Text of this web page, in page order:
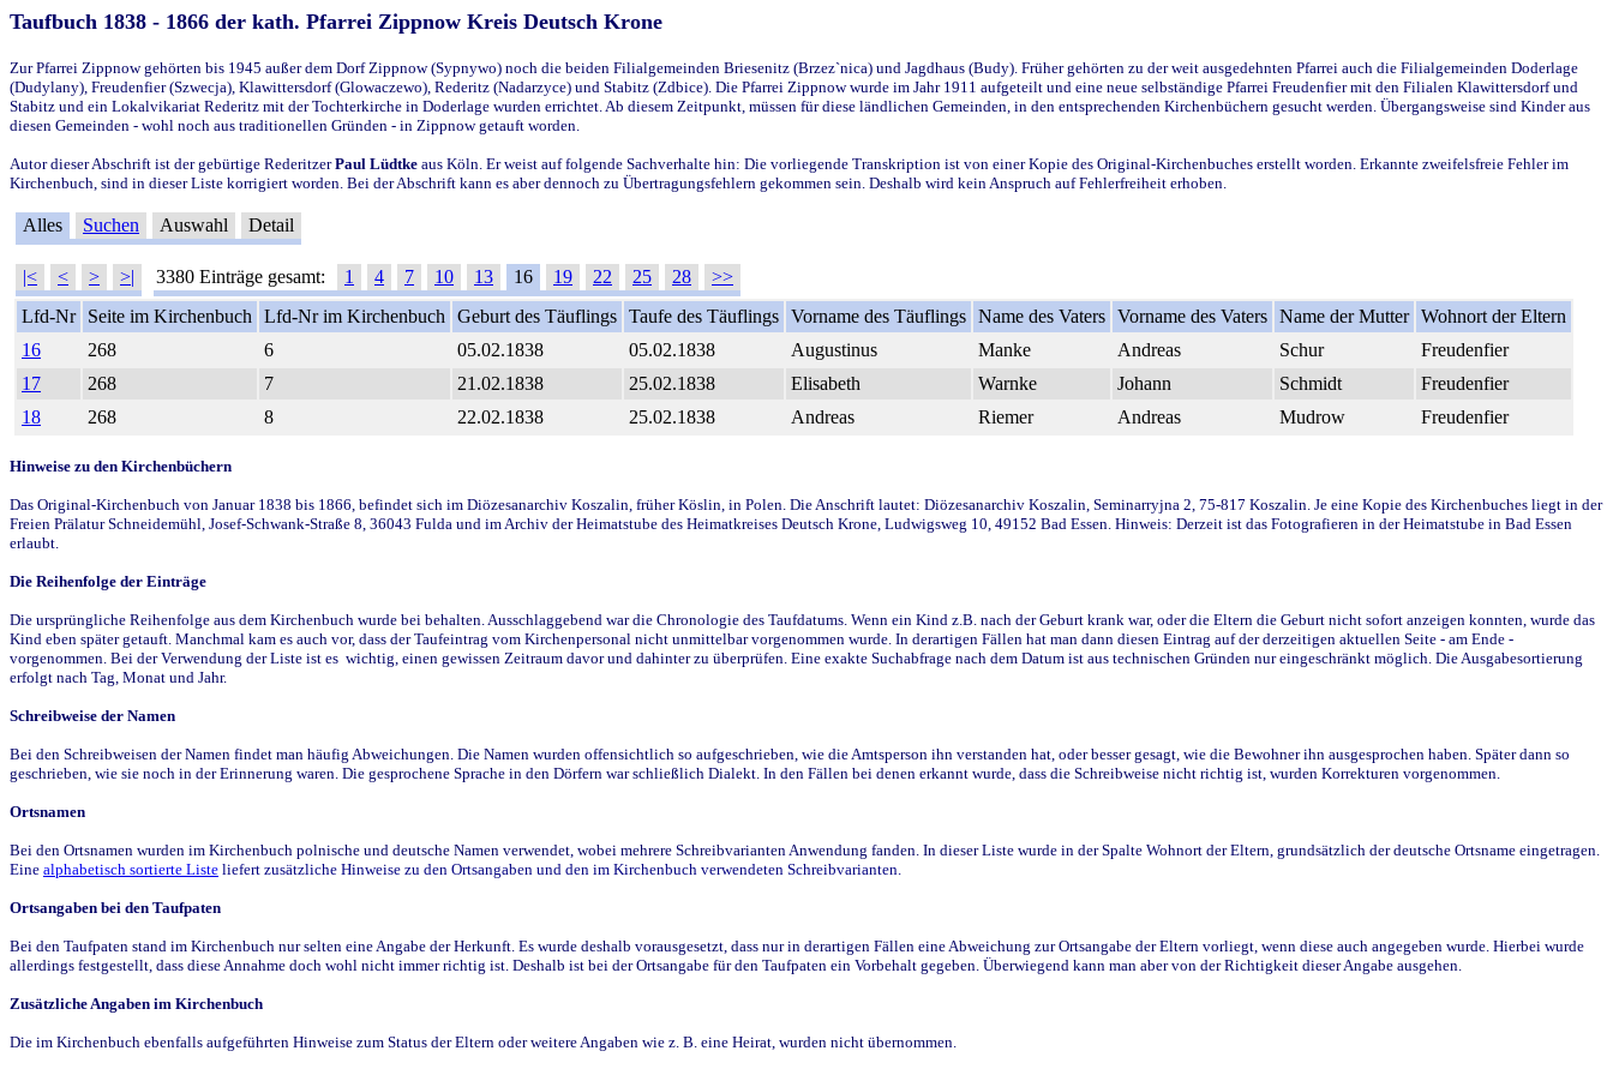
Taufbuch 1838 - 1866 der kath. Pfarrei Zippnow Kreis Deutsch Krone
Zur Pfarrei Zippnow gehörten bis 1945 außer dem Dorf Zippnow (Sypnywo) noch die beiden Filialgemeinden Briesenitz (Brzez`nica) und Jagdhaus (Budy). Früher gehörten zu der weit ausgedehnten Pfarrei auch die Filialgemeinden Doderlage
(Dudylany), Freudenfier (Szwecja), Klawittersdorf (Glowaczewo), Rederitz (Nadarzyce) und Stabitz (Zdbice). Die Pfarrei Zippnow wurde im Jahr 1911 aufgeteilt und eine neue selbständige Pfarrei Freudenfier mit den Filialen Klawittersdorf und
Stabitz und ein Lokalvikariat Rederitz mit der Tochterkirche in Doderlage wurden errichtet. Ab diesem Zeitpunkt, müssen für diese ländlichen Gemeinden, in den entsprechenden Kirchenbüchern gesucht werden. Übergangsweise sind Kinder aus
diesen Gemeinden - wohl noch aus traditionellen Gründen - in Zippnow getauft worden.
Autor dieser Abschrift ist der gebürtige RederitzerPaul Lüdtke aus Köln. Er weist auf folgende Sachverhalte hin: Die vorliegende Transkription ist von einer Kopie des Original-Kirchenbuches erstellt worden. Erkannte zweifelsfreie Fehler im
Kirchenbuch, sind in dieser Liste korrigiert worden. Bei der Abschrift kann es aber dennoch zu Übertragungsfehlern gekommen sein. Deshalb wird kein Anspruch auf Fehlerfreiheit erhoben.
Alles Suchen Auswahl Detail
|< < > >| 3380 Einträge gesamt: 1 4 7 10 13 16 19 22 25 28
>>
Lfd-Nr
Seite im Kirchenbuch Lfd-Nr im Kirchenbuch Geburt des Täuflings Taufe des Täuflings Vorname des Täuflings Name des Vaters Vorname des Vaters Name der Mutter Wohnort der Eltern
16
268 6 05.02.1838 05.02.1838 Augustinus Manke Andreas Schur
Freudenfier
17
268 7 21.02.1838 25.02.1838 Elisabeth Warnke Johann Schmidt
Freudenfier
18
268 8 22.02.1838 25.02.1838 Andreas Riemer Andreas Mudrow Freudenfier
Hinweise zu den Kirchenbüchern
Das Original-Kirchenbuch von Januar 1838 bis 1866, befindet sich im Diözesanarchiv Koszalin, früher Köslin, in Polen. Die Anschrift lautet: Diözesanarchiv Koszalin, Seminarryjna 2, 75-817 Koszalin. Je eine Kopie des Kirchenbuches liegt in der
Freien Prälatur Schneidemühl, Josef-Schwank-Straße 8, 36043 Fulda und im Archiv der Heimatstube des Heimatkreises Deutsch Krone, Ludwigsweg 10, 49152 Bad Essen. Hinweis: Derzeit ist das Fotografieren in der Heimatstube in Bad Essen
erlaubt.
Die Reihenfolge der Einträge
Die ursprüngliche Reihenfolge aus dem Kirchenbuch wurde bei behalten. Ausschlaggebend war die Chronologie des Taufdatums. Wenn ein Kind z.B. nach der Geburt krank war, oder die Eltern die Geburt nicht sofort anzeigen konnten, wurde das
Kind eben später getauft. Manchmal kam es auch vor, dass der Taufeintrag vom Kirchenpersonal nicht unmittelbar vorgenommen wurde. In derartigen Fällen hat man dann diesen Eintrag auf der derzeitigen aktuellen Seite - am Ende -
vorgenommen. Bei der Verwendung der Liste ist es wichtig, einen gewissen Zeitraum davor und dahinter zu überprüfen. Eine exakte Suchabfrage nach dem Datum ist aus technischen Gründen nur eingeschränkt möglich. Die Ausgabesortierung
erfolgt nach Tag, Monat und Jahr.
Schreibweise der Namen
Bei den Schreibweisen der Namen findet man häufig Abweichungen. Die Namen wurden offensichtlich so aufgeschrieben, wie die Amtsperson ihn verstanden hat, oder besser gesagt, wie die Bewohner ihn ausgesprochen haben. Später dann so
geschrieben, wie sie noch in der Erinnerung waren. Die gesprochene Sprache in den Dörfern war schließlich Dialekt. In den Fällen bei denen erkannt wurde, dass die Schreibweise nicht richtig ist, wurden Korrekturen vorgenommen.
Ortsnamen
Bei den Ortsnamen wurden im Kirchenbuch polnische und deutsche Namen verwendet, wobei mehrere Schreibvarianten Anwendung fanden. In dieser Liste wurde in der Spalte Wohnort der Eltern, grundsätzlich der deutsche Ortsname eingetragen.
Eine alphabetisch sortierte Liste liefert zusätzliche Hinweise zu den Ortsangaben und den im Kirchenbuch verwendeten Schreibvarianten.
Ortsangaben bei den Taufpaten
Bei den Taufpaten stand im Kirchenbuch nur selten eine Angabe der Herkunft. Es wurde deshalb vorausgesetzt, dass nur in derartigen Fällen eine Abweichung zur Ortsangabe der Eltern vorliegt, wenn diese auch angegeben wurde. Hierbei wurde
allerdings festgestellt, dass diese Annahme doch wohl nicht immer richtig ist. Deshalb ist bei der Ortsangabe für den Taufpaten ein Vorbehalt gegeben. Überwiegend kann man aber von der Richtigkeit dieser Angabe ausgehen.
Zusätzliche Angaben im Kirchenbuch
Die im Kirchenbuch ebenfalls aufgeführten Hinweise zum Status der Eltern oder weitere Angaben wie z. B. eine Heirat, wurden nicht übernommen.